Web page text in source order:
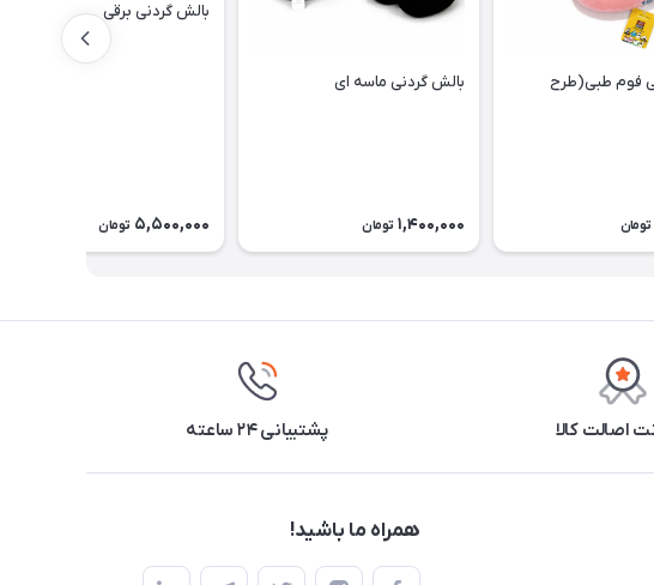
فوم طبی(طرح
تومان
بالش گردنی ماسه ای
1,400,000 تومان
بالش گردنی برقی
5,500,000 تومان
اصالت کالا پشتیبانی ۲۴ ساعته
همراه ما باشید!